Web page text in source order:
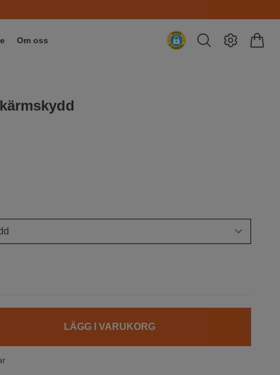
Om oss
LÄGG I VARUKORG